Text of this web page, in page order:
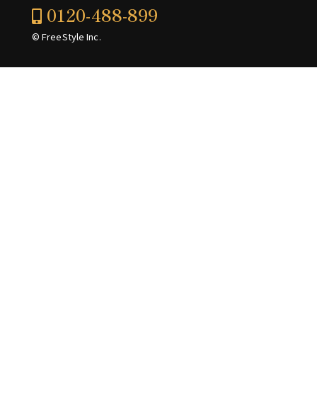
0120-488-899
© FreeStyle Inc.